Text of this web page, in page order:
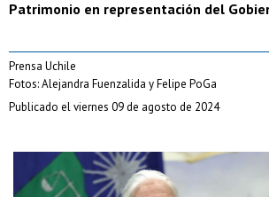
Patrimonio en representación del
Prensa Uchile
Fotos: Alejandra Fuenzalida y Felipe PoGa
Publicado el viernes 09 de agosto de 2024